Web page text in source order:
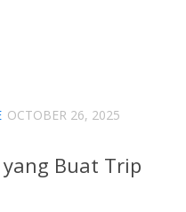
OCTOBER 26, 2025
yang Buat Trip